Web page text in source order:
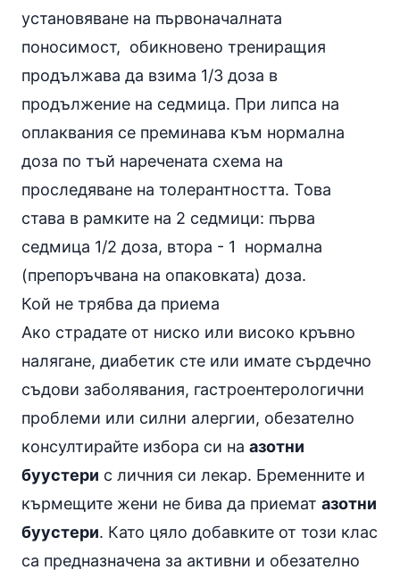
установяване на първоначалната
поносимост, обикновено трениращия
продължава да взима 1/3 доза в
продължение на седмица. При липса на
оплаквания се преминава към нормална
доза по тъй наречената схема на
проследяване на толерантността. Това
става в рамките на 2 седмици: първа
седмица 1/2 доза, втора - 1 нормална
(препоръчвана на опаковката) доза.
Кой не трябва да приема
Ако страдате от ниско или високо кръвно
налягане, диабетик сте или имате сърдечно
съдови заболявания, гастроентерологични
проблеми или силни алергии, обезателно
консултирайте избора си на азотни
буустери с личния си лекар. Бременните и
кърмещите жени не бива да приемат азотни
буустери. Като цяло добавките от този клас
са предназначена за активни и обезателно